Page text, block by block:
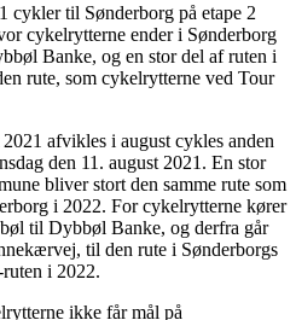
cykler til Sønderborg på etape 2
cykelrytterne ender i Sønderborg
Banke, og en stor del af ruten i
rute, som cykelrytterne ved Tour
afvikles i august cykles anden
den 11. august 2021. En stor
bliver stort den samme rute som
i 2022. For cykelrytterne kører
til Dybbøl Banke, og derfra går
til den rute i Sønderborgs
i 2022.
ikke får mål på